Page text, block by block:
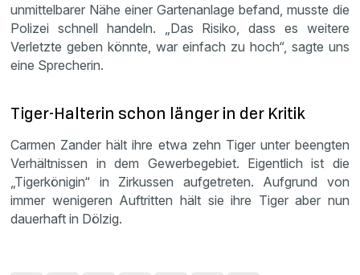
unmittelbarer Nähe einer Gartenanlage befand, musste die
Polizei schnell handeln. „Das Risiko, dass es weitere
Verletzte geben könnte, war einfach zu hoch“, sagte uns
eine Sprecherin.
Tiger-Halterin schon länger in der Kritik
Carmen Zander hält ihre etwa zehn Tiger unter beengten
Verhältnissen in dem Gewerbegebiet. Eigentlich ist die
„Tigerkönigin“ in Zirkussen aufgetreten. Aufgrund von
immer wenigeren Auftritten hält sie ihre Tiger aber nun
dauerhaft in Dölzig.